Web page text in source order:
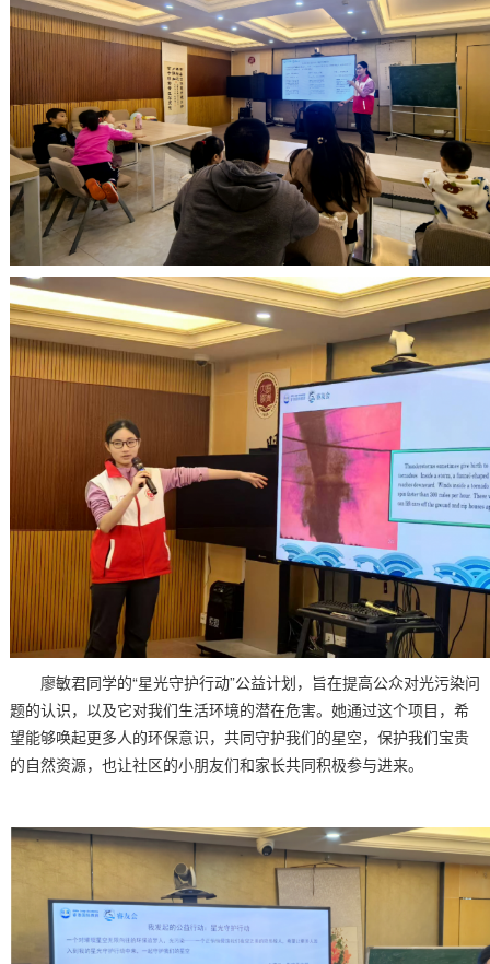
廖敏君同学的“星光守护行动”公益计划，旨在提高公众对光污染问
题的认识，以及它对我们生活环境的潜在危害。她通过这个项目，希
望能够唤起更多人的环保意识，共同守护我们的星空，保护我们宝贵
的自然资源，也让社区的小朋友们和家长共同积极参与进来。